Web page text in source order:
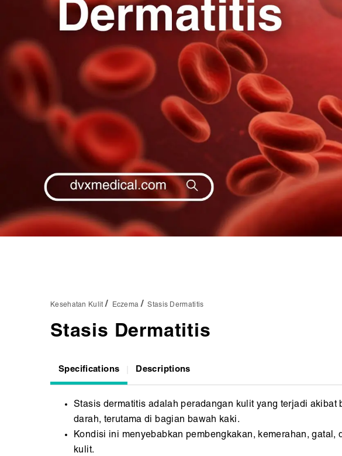
SEMUA LAYANAN
Kesehatan Kulit Eczema Stasis Dermatitis
Stasis Dermatitis
Specifications Descriptions
Stasis dermatitis adalah peradangan kulit yang terjadi akibat
darah, terutama di bagian bawah kaki.
Kondisi ini menyebabkan pembengkakan, kemerahan, gatal,
kulit.